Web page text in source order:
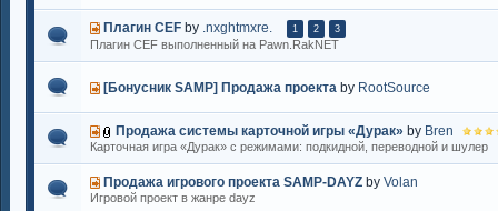
Плагин CEF by .nxghtmxre. 1 2 3
Плагин CEF выполненный на Pawn.RakNET
[Бонусник SAMP] Продажа проекта by RootSource
Продажа системы карточной игры «Дурак» by Bren
Карточная игра «Дурак» с режимами: подкидной, переводной и шулер
Продажа игрового проекта SAMP-DAYZ by Volan
Игровой проект в жанре dayz